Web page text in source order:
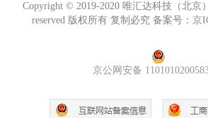
Copyright © 2019-2020 唯汇达科技（北
reserved 版权所有 复制必究 备案号： 京
京公网安备